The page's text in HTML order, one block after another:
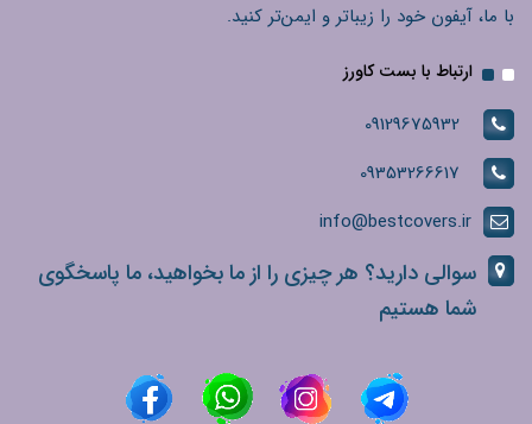
با ما، آیفون خود را زیباتر و ایمن‌تر کنید.
ارتباط با بست کاورز
09129675932
09353266617
info@bestcovers.ir
سوالی دارید؟ هر چیزی را از ما بخواهید، ما پاسخگوی
شما هستیم